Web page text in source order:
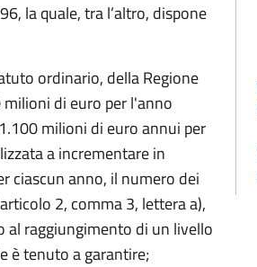
la quale, tra l’altro, dispone
ordinario, della Regione
di euro per l'anno
milioni di euro annui per
a incrementare in
ciascun anno, il numero dei
2, comma 3, lettera a),
al raggiungimento di un livello
è tenuto a garantire;